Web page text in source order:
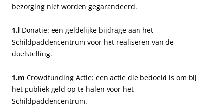
bezorging niet worden gegarandeerd.
1.l Donatie: een geldelijke bijdrage aan het
Schildpaddencentrum voor het realiseren van de
doelstelling.
1.m Crowdfunding Actie: een actie die bedoeld is om bij
het publiek geld op te halen voor het
Schildpaddencentrum.